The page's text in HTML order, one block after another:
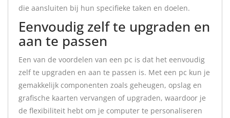
die aansluiten bij hun specifieke taken en doelen.
Eenvoudig zelf te upgraden en
aan te passen
Een van de voordelen van een pc is dat het eenvoudig
zelf te upgraden en aan te passen is. Met een pc kun je
gemakkelijk componenten zoals geheugen, opslag en
grafische kaarten vervangen of upgraden, waardoor je
de flexibiliteit hebt om je computer te personaliseren